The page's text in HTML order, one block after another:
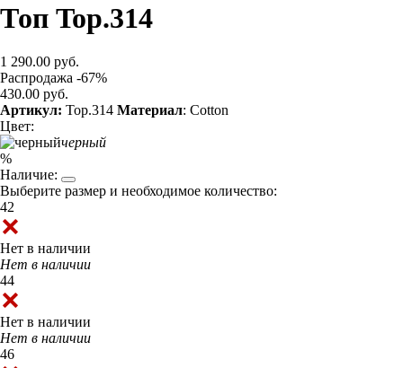
Топ Top.314
1 290.00 руб.
Распродажа -67%
430.00 руб.
Артикул: Top.314 Материал: Cotton
Цвет:
черный
%
Наличие:
Выберите размер и необходимое количество:
42
Нет в наличии
Нет в наличии
44
Нет в наличии
Нет в наличии
46